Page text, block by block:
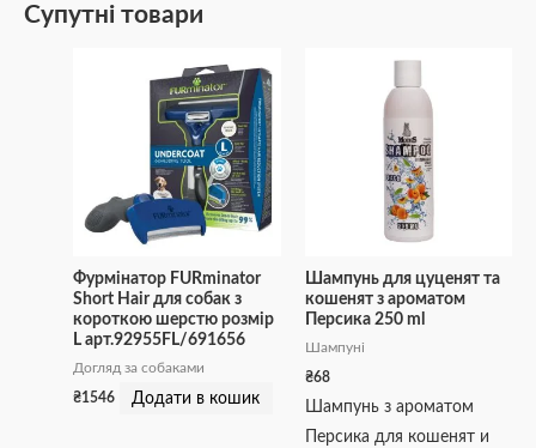
Супутні товари
Фурмінатор FURminator
Short Hair для собак з
короткою шерстю розмір
L арт.92955FL/691656
Догляд за собаками
₴1546 Додати в кошик
Шампунь для цуценят та
кошенят з ароматом
Персика 250 ml
Шампуні
₴68
Шампунь з ароматом
Персика для кошенят и